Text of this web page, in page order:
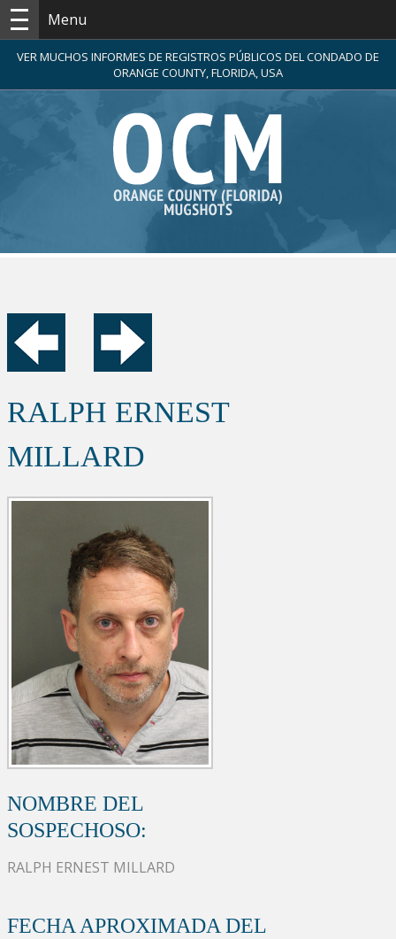
Menu
VER MUCHOS INFORMES DE REGISTROS PÚBLICOS DEL CONDADO DE
ORANGE COUNTY, FLORIDA, USA
RALPH ERNEST
MILLARD
NOMBRE DEL
SOSPECHOSO:
RALPH ERNEST MILLARD
FECHA APROXIMADA DEL